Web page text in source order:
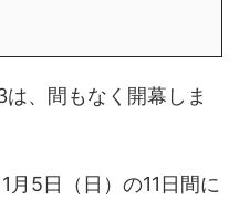
、間もなく開幕しま
5日（日）の11日間に